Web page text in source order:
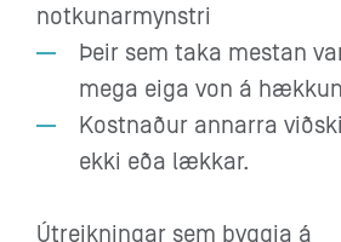
notkunarmynstri
Þeir sem taka mestan
mega eiga von á
Kostnaður annarra
ekki eða lækkar.
Útreikningar sem byggja á